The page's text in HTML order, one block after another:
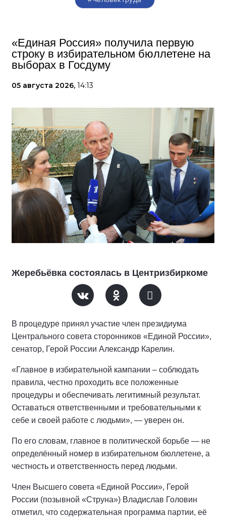
«Единая Россия» получила первую
строку в избирательном бюллетене на
выборах в Госдуму
05 августа 2026, 14:13
Жеребьёвка состоялась в Центризбиркоме
В процедуре принял участие член президиума
Центрального совета сторонников «Единой России»,
сенатор, Герой России Александр Карелин.
«Главное в избирательной кампании – соблюдать
правила, честно проходить все положенные
процедуры и обеспечивать легитимный результат.
Оставаться ответственными и требовательными к
себе и своей работе с людьми», — уверен он.
По его словам, главное в политической борьбе — не
определённый номер в избирательном бюллетене, а
честность и ответственность перед людьми.
Член Высшего совета «Единой России», Герой
России (позывной «Струна») Владислав Головин
отметил, что содержательная программа партии, её